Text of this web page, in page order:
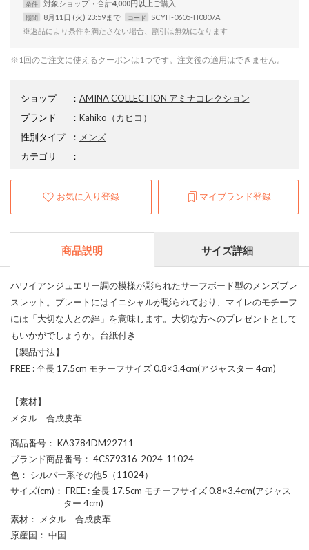
条件 対象ショップ 合計4,000円以上
期間 8月11日 (火) 23:59まで コード
SCYH-0605-H0807A
※返品により条件を満たさない場合、割引は無効になります
※1回のご注文に使えるクーポンは1つです。注文後の適用はできません。
ショップ ： AMINA COLLECTION アミナコレクション
ブランド
： Kahiko （カヒコ）
性別タイプ
： メンズ
カテゴリ
：
お気に入り登録 マイブランド登録
商品説明 サイズ詳細
ハワイアンジュエリー調の模様が彫られたサーフボード型のメンズブレ
スレット。プレートにはイニシャルが彫られており、マイレのモチーフ
には「大切な人との絆」を意味します。大切な方へのプレゼントとして
もいかがでしょうか。台紙付き
【製品寸法】
FREE : 全長 17.5cm モチーフサイズ 0.8×3.4cm(アジャスター 4cm)
【素材】
メタル 合成皮革
商品番号 ： KA3784DM22711
ブランド商品番号 ： 4CSZ9316-2024-11024
色 ： シルバー系その他5（11024）
サイズ(cm) ： FREE : 全長 17.5cm モチーフサイズ 0.8×3.4cm(アジャス
ター 4cm)
素材 ： メタル 合成皮革
原産国 ： 中国